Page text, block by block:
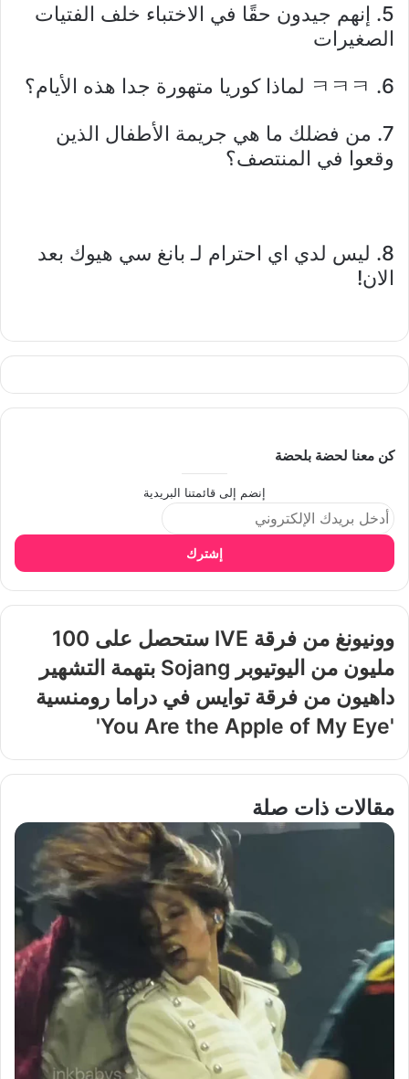
5. إنهم جيدون حقًا في الاختباء خلف الفتيات
الصغيرات
6. ㅋㅋㅋ لماذا كوريا متهورة جدا هذه الأيام؟
7. من فضلك ما هي جريمة الأطفال الذين
وقعوا في المنتصف؟
8. ليس لدي اي احترام لـ بانغ سي هيوك بعد
الان!
كن معنا لحضة بلحضة
إنضم إلى قائمتنا البريدية
إشترك
وونيونغ من فرقة IVE ستحصل على 100
مليون من اليوتيوبر Sojang بتهمة التشهير
داهيون من فرقة توايس في دراما رومنسية
'You Are the Apple of My Eye'
مقالات ذات صلة